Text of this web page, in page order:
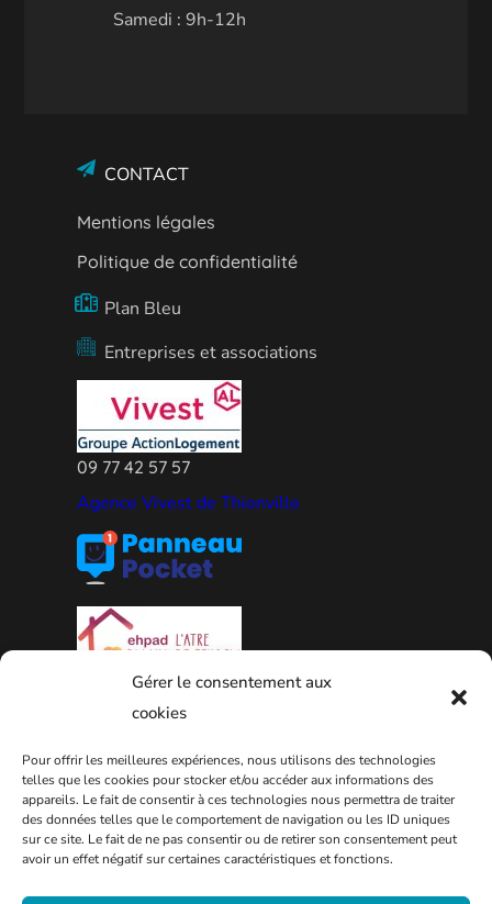
Gérer le consentement aux
cookies
Pour offrir les meilleures expériences, nous utilisons des technologies
telles que les cookies pour stocker et/ou accéder aux informations des
appareils. Le fait de consentir à ces technologies nous permettra de traiter
des données telles que le comportement de navigation ou les ID uniques
sur ce site. Le fait de ne pas consentir ou de retirer son consentement peut
avoir un effet négatif sur certaines caractéristiques et fonctions.
Samedi : 9h-12h
CONTACT
Mentions légales
Politique de confidentialité
Plan Bleu
Entreprises et associations
09 77 42 57 57
Agence Vivest de Thionville
PLAN DE LA VILLE